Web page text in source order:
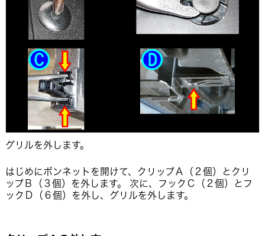
グリルを外します。
はじめにボンネットを開けて、クリップＡ（２個）とクリ
ップＢ（３個）を外します。 次に、フックＣ（２個）とフ
ックＤ（６個）を外し、グリルを外します。